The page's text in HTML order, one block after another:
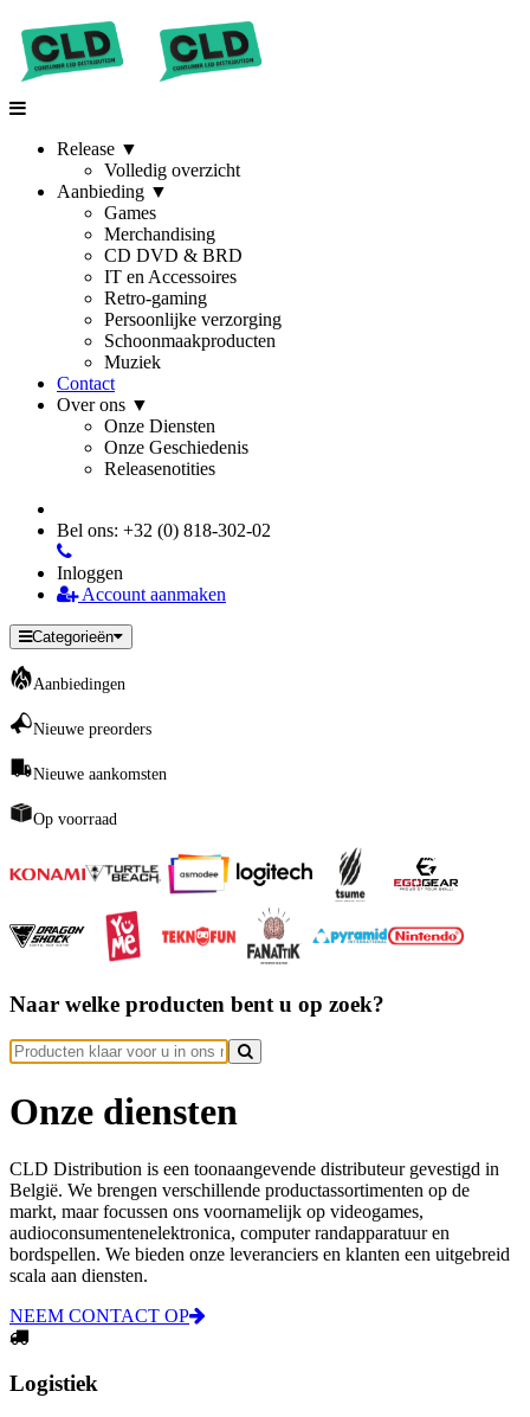
Release ▼
Volledig overzicht
Aanbieding ▼
Games
Merchandising
CD DVD & BRD
IT en Accessoires
Retro-gaming
Persoonlijke verzorging
Schoonmaakproducten
Muziek
Contact
Over ons ▼
Onze Diensten
Onze Geschiedenis
Releasenotities
Bel ons: +32 (0) 818-302-02
Inloggen
Account aanmaken
Categorieën
Aanbiedingen
Nieuwe preorders
Nieuwe aankomsten
Op voorraad
Naar welke producten bent u op zoek?
Onze diensten
CLD Distribution is een toonaangevende distributeur gevestigd in
België. We brengen verschillende productassortimenten op de
markt, maar focussen ons voornamelijk op videogames,
audioconsumentenelektronica, computer randapparatuur en
bordspellen. We bieden onze leveranciers en klanten een uitgebreid
scala aan diensten.
NEEM CONTACT OP
Logistiek